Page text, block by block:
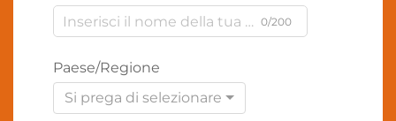
0/200
Paese/Regione
Si prega di selezionare